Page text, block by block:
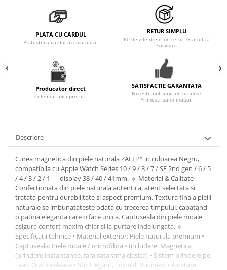
PLATA CU CARDUL
Platesti cu cardul in siguranta.
RETUR SIMPLU
60 de zile drept de retur. Gratuit la
Easybox.
Producator direct
Cele mai mici preturi.
SATISFACTIE GARANTATA
Nu esti multumit de produs?
Primesti banii inapoi.
Descriere
Curea magnetica din piele naturala ZAFIT™ in culoarea Negru,
compatibila cu Apple Watch Series 10 / 9 / 8 / 7 / SE 2nd gen / 6 / 5
/ 4 / 3 / 2 / 1 — display 38 / 40 / 41mm. 🔹 Material & Calitate
Confectionata din piele naturala autentica, atent selectata si
tratata pentru durabilitate si aspect premium. Textura fina a pielii
naturale se imbunatateste odata cu trecerea timpului, capatand
o patina eleganta care o face unica. Captuseala din piele moale
asigura confort maxim chiar si la purtare indelungata. 🔹
Specificatii tehnice • Material exterior: Piele naturala premium •
Captuseala: Piele moale / microfibra • Inchidere: Magnetica
(prindere instantanee, fara catarama clasica) • Sistem prindere pe
ceas: Quick-release • Stil: Elegant, Formal, Business • Ajustare: